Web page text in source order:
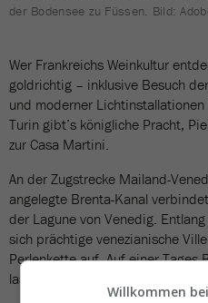
der Bodensee zu Füssen. Bild:
Wer Frankreichs Weinkultur
goldrichtig – inklusive Besuch
und moderner
Turin gibt’s königliche Pracht,
zur Casa Martini.
An der Zugstrecke Mailand-
angelegte Brenta-Kanal
der Lagune von Venedig.
sich prächtige venezianische
Perlenkette auf. Auf einer
lassen sich diese Bijous
Willkommen